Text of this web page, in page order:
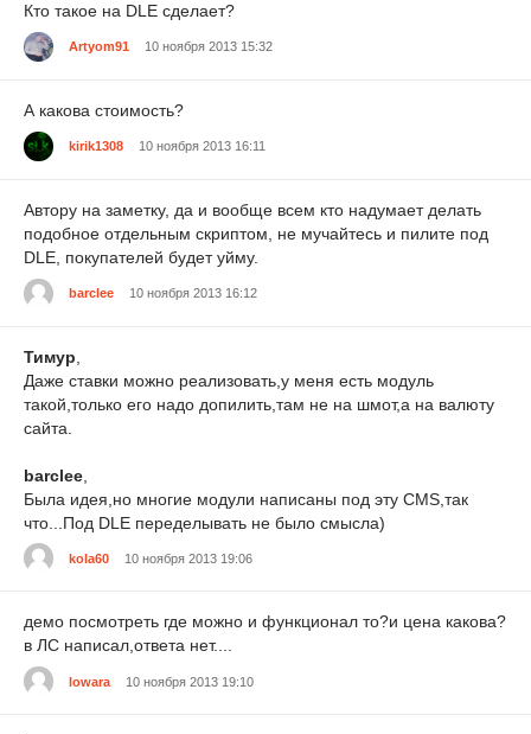
Кто такое на DLE сделает?
Artyom91 10 ноября 2013 15:32
А какова стоимость?
kirik1308 10 ноября 2013 16:11
Автору на заметку, да и вообще всем кто надумает делать
подобное отдельным скриптом, не мучайтесь и пилите под
DLE, покупателей будет уйму.
barclee 10 ноября 2013 16:12
Тимур
Даже ставки можно реализовать,у меня есть модуль
такой,только его надо допилить,там не на шмот,а на валюту
сайта.
barclee
Была идея,но многие модули написаны под эту CMS,так
что...Под DLE переделывать не было смысла)
kola60 10 ноября 2013 19:06
демо посмотреть где можно и функционал то?и цена какова?
в ЛС написал,ответа нет....
lowara 10 ноября 2013 19:10